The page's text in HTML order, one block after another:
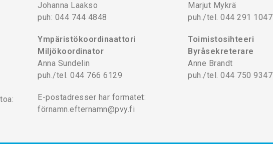
Johanna Laakso
puh: 044 744 4848
Ympäristökoordinaattori
Miljökoordinator
Anna Sundelin
puh./tel. 044 766 6129
E-postadresser har formatet:
förnamn.efternamn@pvy.fi
Marjut Mykrä
puh./tel. 044 291 1047
Toimistosihteeri
Byråsekreterare
Anne Brandt
puh./tel. 044 750 9347